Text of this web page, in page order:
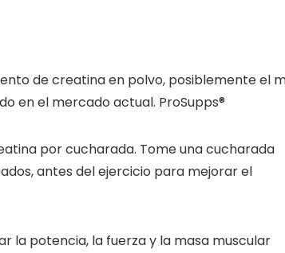
de creatina en polvo, posiblemente el
en el mercado actual. ProSupps®
por cucharada. Tome una cucharada
antes del ejercicio para mejorar el
la potencia, la fuerza y la masa muscular